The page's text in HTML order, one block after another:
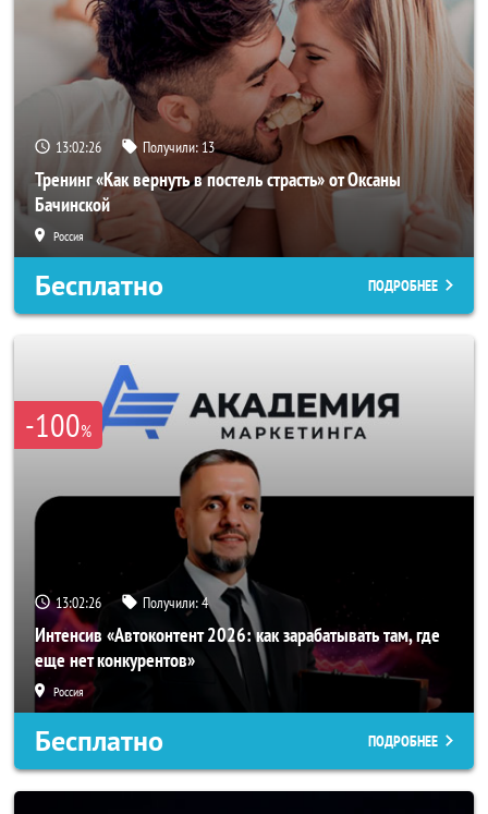
13:02:23 Получили: 13
Тренинг «Как вернуть в постель страсть» от Оксаны
Бачинской
Россия
Бесплатно ПОДРОБНЕЕ
-100%
13:02:23 Получили:4
Интенсив «Автоконтент 2026: как зарабатывать там, где
еще нет конкурентов»
Россия
Бесплатно ПОДРОБНЕЕ